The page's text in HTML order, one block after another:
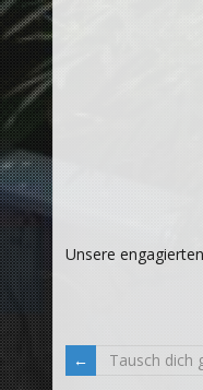
Unsere
Tausch dich